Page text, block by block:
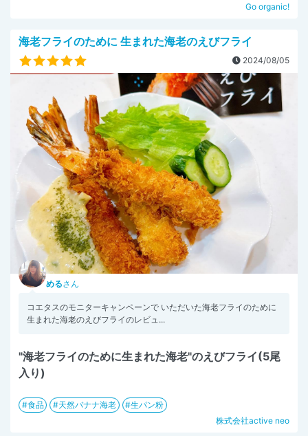
Go organic!
海老フライのために 生まれた海老のえびフライ
2024/08/05
めるさん
コエタスのモニターキャンペーンで いただいた海老フライのために
生まれた海老のえびフライのレビュ...
"海老フライのために生まれた海老"のえびフライ(5尾
入り)
食品 天然バナナ海老
生パン粉
株式会社active neo